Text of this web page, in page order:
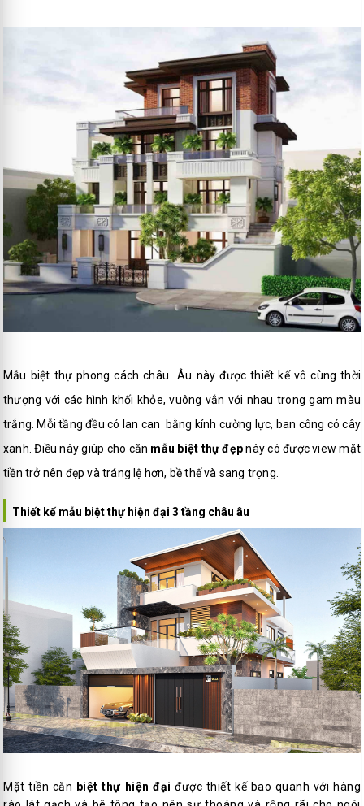
Mẫu biệt thự phong cách châu Âu này được thiết kế vô cùng thời
thượng với các hình khối khỏe, vuông vắn với nhau trong gam màu
trắng. Mỗi tầng đều có lan can bằng kính cường lực, ban công có cây
xanh. Điều này giúp cho căn mẫu biệt thự đẹpnày có được view mặt
tiền trở nên đẹp và tráng lệ hơn, bề thế và sang trọng.
Thiết kế mẫu biệt thự hiện đại 3 tầng châu âu
Mặt tiền căn biệt thự hiện đại được thiết kế bao quanh với hàng